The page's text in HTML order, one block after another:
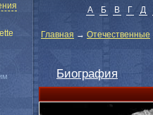
А Б В Г Д
Главная → Отечественные
Биография